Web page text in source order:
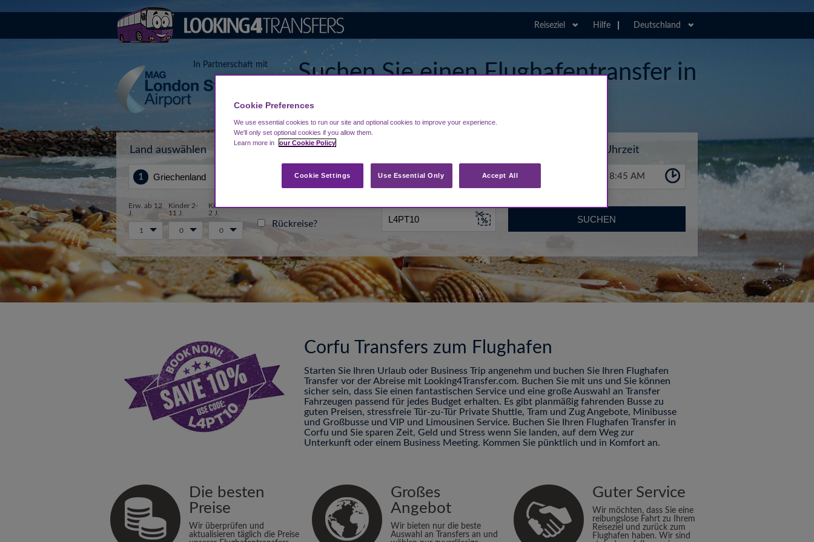
Reiseziel Hilfe Deutschland
In Partnerschaft mit
Suchen Sie einen Flughafentransfer in
Land auswählen Von... Uhrzeit
8:45 AM
Erw. ab 12
J.
Kinder 2-
11 J.
Kinder 0-
2 J.
1 0 0
Rückreise? SUCHEN
Corfu Transfers zum Flughafen
Starten Sie Ihren Urlaub oder Business Trip angenehm und buchen Sie Ihren Flughafen
Transfer vor der Abreise mit Looking4Transfer.com. Buchen Sie mit uns und Sie können
sicher sein, dass Sie einen fantastischen Service und eine große Auswahl an Transfer
Fahrzeugen passend für jedes Budget erhalten. Es gibt planmäßig fahrenden Busse zu
guten Preisen, stressfreie Tür-zu-Tür Private Shuttle, Tram und Zug Angebote, Minibusse
und Großbusse und VIP und Limousinen Service. Buchen Sie Ihren Flughafen Transfer in
Corfu und Sie sparen Zeit, Geld und Stress wenn Sie landen, auf dem Weg zur
Unterkunft oder einem Business Meeting. Kommen Sie pünktlich und in Komfort an.
Die besten
Preise
Wir überprüfen und
aktualisieren täglich die Preise
Großes
Angebot
Wir bieten nur die beste
Auswahl an Transfers an und
Guter Service
Wir möchten, dass Sie eine
reibungslose Fahrt zu Ihrem
Reiseziel und zurück zum
Flughafen haben. Wir sind
Cookie Preferences
We use essential cookies to run our site and optional cookies to improve your experience.
We'll only set optional cookies if you allow them.
Learn more in
our Cookie Policy
Use Essential Only Accept All
Cookie Settings